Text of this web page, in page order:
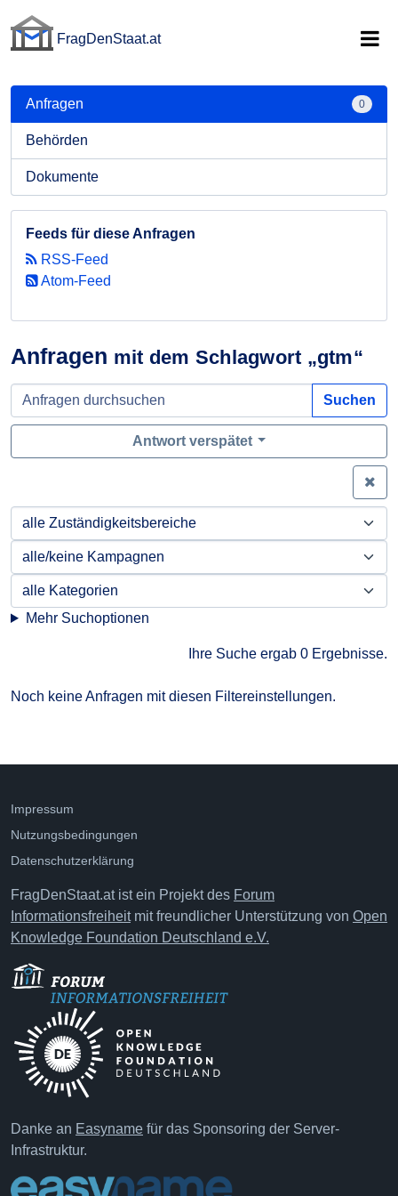
FragDenStaat.at
Anfragen mit dem Schlagwort „gtm“
Suchen
Antwort verspätet
Mehr Suchoptionen
Ihre Suche ergab 0 Ergebnisse.
Noch keine Anfragen mit diesen Filtereinstellungen.
Anfragen 0
Behörden
Dokumente
Feeds für diese Anfragen
RSS-Feed
Atom-Feed
Impressum
Nutzungsbedingungen
Datenschutzerklärung
FragDenStaat.at ist ein Projekt des Forum
Informationsfreiheitmit freundlicher Unterstützung von Open
Knowledge Foundation Deutschland e.V.
Danke an Easyname für das Sponsoring der Server-
Infrastruktur.